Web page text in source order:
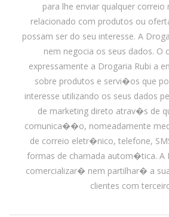
para lhe enviar qualquer
relacionado com produtos ou
possam ser do seu interesse. A
nem negocia os seus dados. O
expressamente a Drogaria Rubi a
sobre produtos e servi�os que
interesse utilizando os seus dados
de marketing direto atrav�s de
comunica��o, nomeadamente
de correio eletr�nico, telefone,
formas de chamada autom�tica. A
comercializar� nem partilhar� a
clientes com